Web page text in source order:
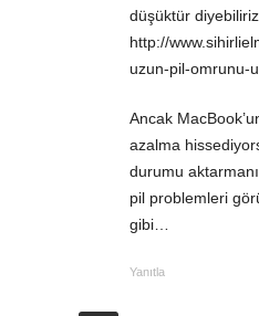
düşüktür
http://
uzun-pil-omrunu-
Ancak
azalma
durumu
pil problemleri
gibi…
Yanıtla